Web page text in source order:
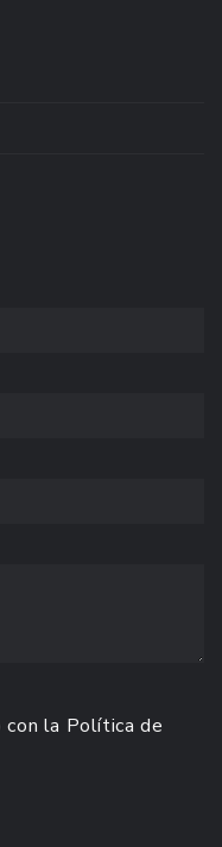
la Política de